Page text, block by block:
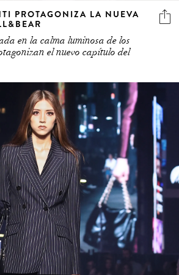
PROTAGONIZA LA NUEVA
en la calma luminosa de los
el nuevo capítulo del